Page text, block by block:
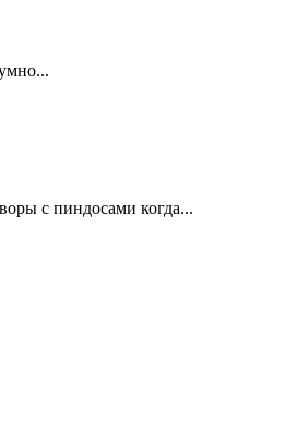
с пиндосами когда...